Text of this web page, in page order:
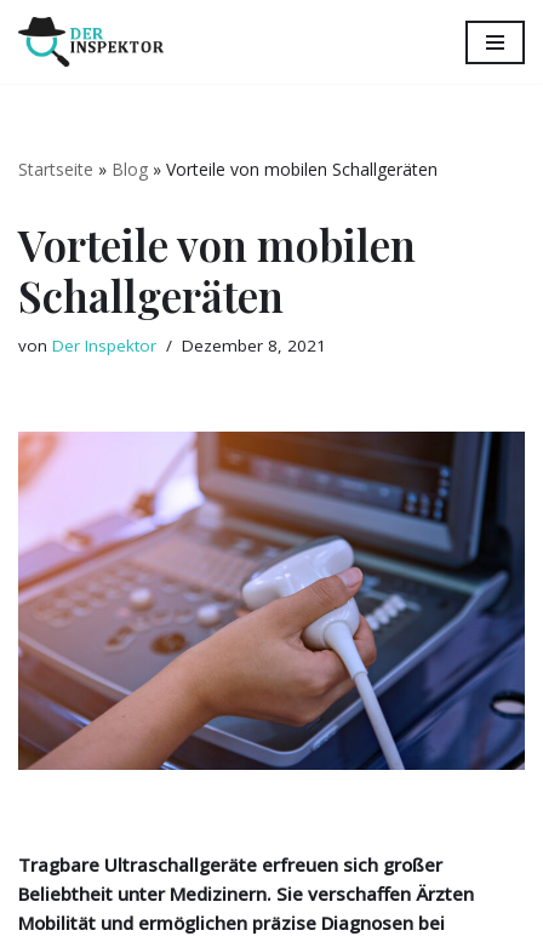
Startseite » Blog » Vorteile von mobilen Schallgeräten
Vorteile von mobilen
Schallgeräten
von Der Inspektor Dezember 8, 2021
Tragbare Ultraschallgeräte erfreuen sich großer
Beliebtheit unter Medizinern. Sie verschaffen Ärzten
Mobilität und ermöglichen präzise Diagnosen bei